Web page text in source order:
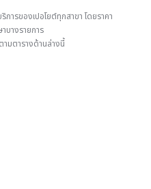
การของเปอโยต์ทุกสาขา โดยราคา
บางรายการ
ามตารางด้านล่างนี้